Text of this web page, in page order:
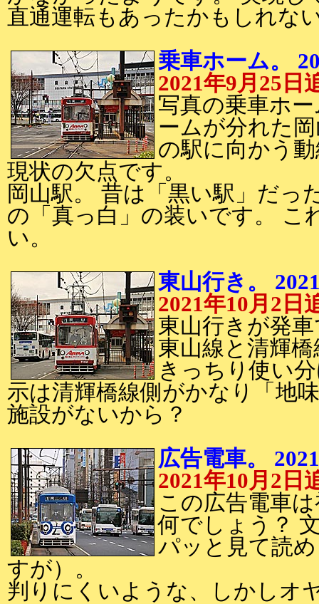
直通運転もあったかもしれな
乗車ホーム。
2021年9月25日
写真の乗車ホ
ームが分れた
の駅に向かう
現状の欠点です。
岡山駅。 昔は「黒い駅」だっ
の「真っ白」の装いです。 こ
い。
東山行き。
2021年10月2日
東山行きが発
東山線と清輝
きっちり使い
示は清輝橋線側がかなり「地
施設がないから？
広告電車。
2021年10月2日
この広告電車
何でしょう？
パッと見て読
すが）。
判りにくいような、しかしオ